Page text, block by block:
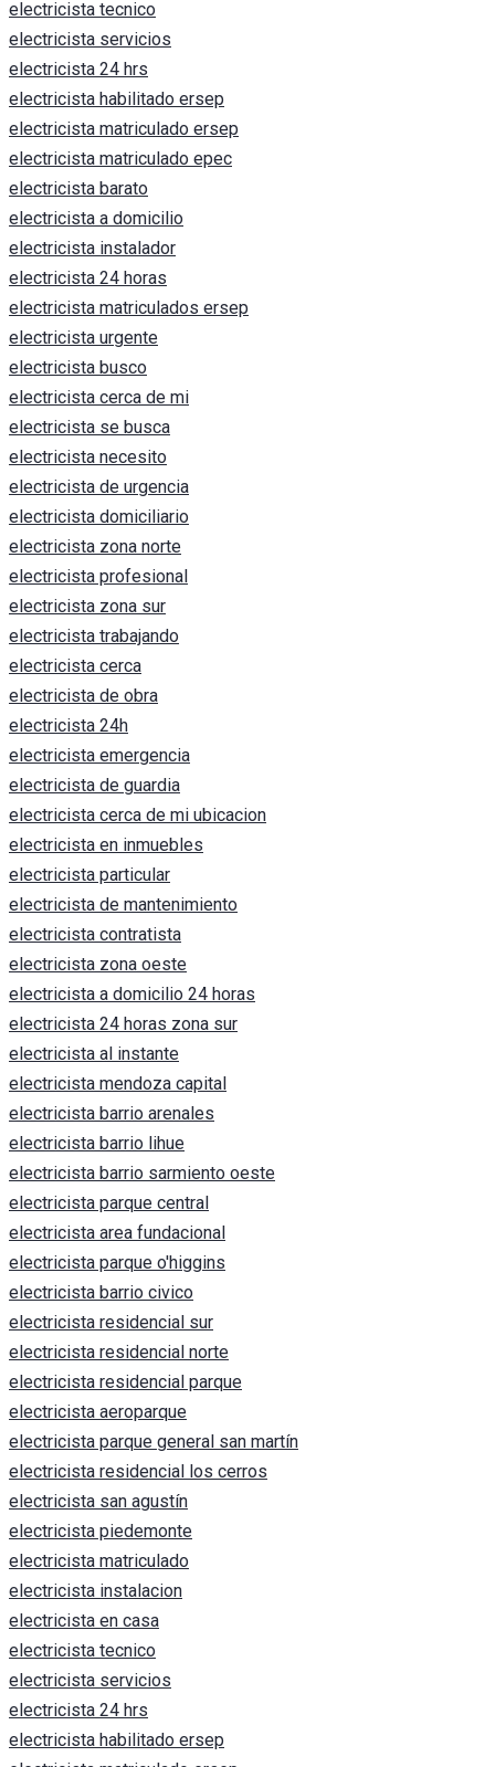
electricista tecnico
electricista servicios
electricista 24 hrs
electricista habilitado ersep
electricista matriculado ersep
electricista matriculado epec
electricista barato
electricista a domicilio
electricista instalador
electricista 24 horas
electricista matriculados ersep
electricista urgente
electricista busco
electricista cerca de mi
electricista se busca
electricista necesito
electricista de urgencia
electricista domiciliario
electricista zona norte
electricista profesional
electricista zona sur
electricista trabajando
electricista cerca
electricista de obra
electricista 24h
electricista emergencia
electricista de guardia
electricista cerca de mi ubicacion
electricista en inmuebles
electricista particular
electricista de mantenimiento
electricista contratista
electricista zona oeste
electricista a domicilio 24 horas
electricista 24 horas zona sur
electricista al instante
electricista mendoza capital
electricista barrio arenales
electricista barrio lihue
electricista barrio sarmiento oeste
electricista parque central
electricista area fundacional
electricista parque o'higgins
electricista barrio civico
electricista residencial sur
electricista residencial norte
electricista residencial parque
electricista aeroparque
electricista parque general san martín
electricista residencial los cerros
electricista san agustín
electricista piedemonte
electricista matriculado
electricista instalacion
electricista en casa
electricista tecnico
electricista servicios
electricista 24 hrs
electricista habilitado ersep